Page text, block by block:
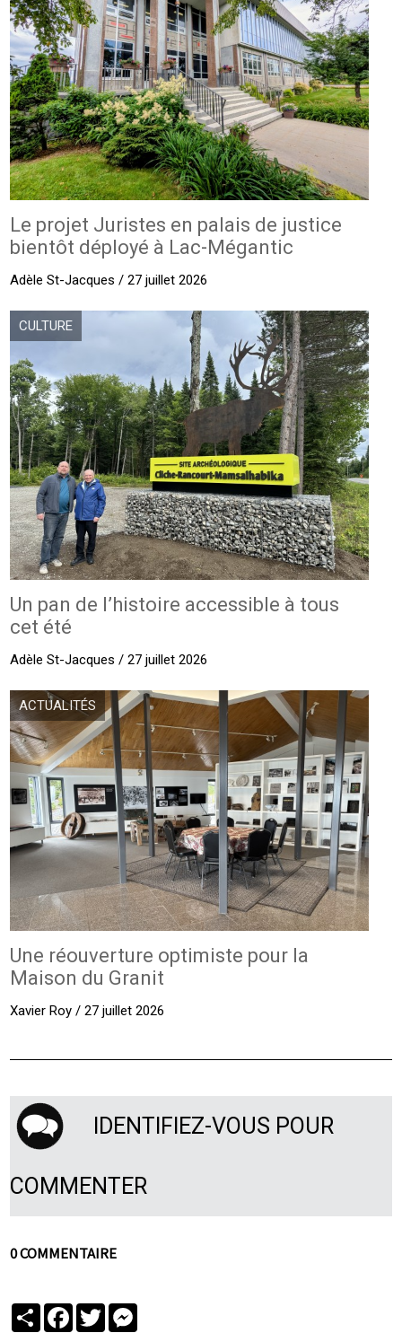
Le projet Juristes en palais de justice
bientôt déployé à Lac-Mégantic
Adèle St-Jacques / 27 juillet 2026
CULTURE
Un pan de l’histoire accessible à tous
cet été
Adèle St-Jacques / 27 juillet 2026
ACTUALITÉS
Une réouverture optimiste pour la
Maison du Granit
Xavier Roy / 27 juillet 2026
IDENTIFIEZ-VOUS POUR
COMMENTER
0 COMMENTAIRE
PartagerFacebook
Twitter